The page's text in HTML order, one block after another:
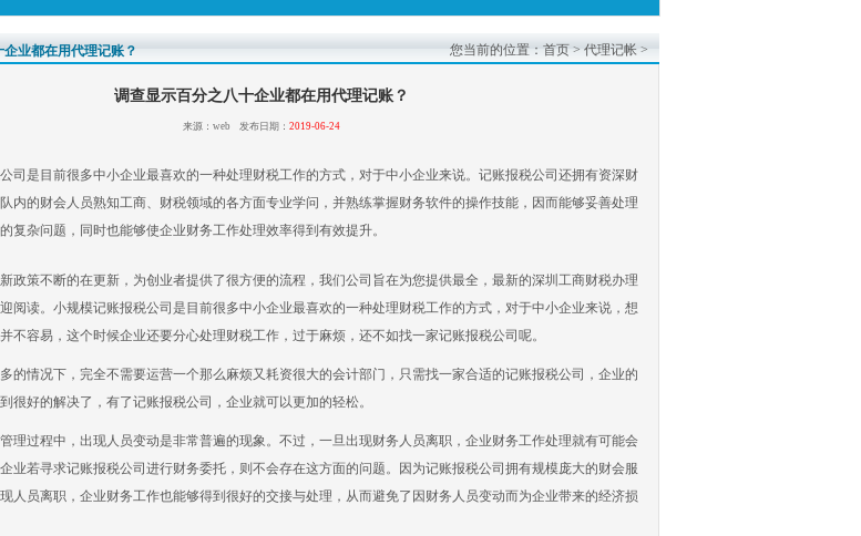
业都在用代理记账？ 您当前的位置： 首页 > 代理记帐 >
调查显示百分之八十企业都在用代理记账？
来源：web 发布日期： 2019-06-24
司是目前很多中小企业最喜欢的一种处理财税工作的方式，对于中小企业来说。记账报税公司还拥有资深财
内的财会人员熟知工商、财税领域的各方面专业学问，并熟练掌握财务软件的操作技能，因而能够妥善处理
复杂问题，同时也能够使企业财务工作处理效率得到有效提升。
策不断的在更新，为创业者提供了很方便的流程，我们公司旨在为您提供最全，最新的深圳工商财税办理
阅读。小规模记账报税公司是目前很多中小企业最喜欢的一种处理财税工作的方式，对于中小企业来说，想
不容易，这个时候企业还要分心处理财税工作，过于麻烦，还不如找一家记账报税公司呢。
情况下，完全不需要运营一个那么麻烦又耗资很大的会计部门，只需找一家合适的记账报税公司，企业的
很好的解决了，有了记账报税公司，企业就可以更加的轻松。
过程中，出现人员变动是非常普遍的现象。不过，一旦出现财务人员离职，企业财务工作处理就有可能会
业若寻求记账报税公司进行财务委托，则不会存在这方面的问题。因为记账报税公司拥有规模庞大的财会服
人员离职，企业财务工作也能够得到很好的交接与处理，从而避免了因财务人员变动而为企业带来的经济损